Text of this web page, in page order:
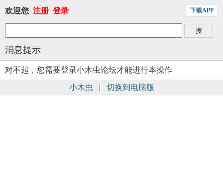
欢迎您 注册 登录 下载APP
消息提示
对不起，您需要登录小木虫论坛才能进行本操作
小木虫 | 切换到电脑版